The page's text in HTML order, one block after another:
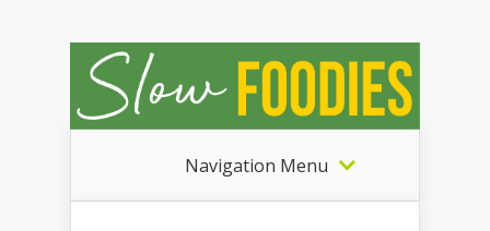
Navigation Menu